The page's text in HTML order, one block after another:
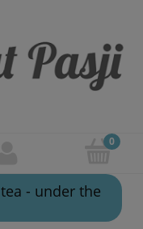
- under the